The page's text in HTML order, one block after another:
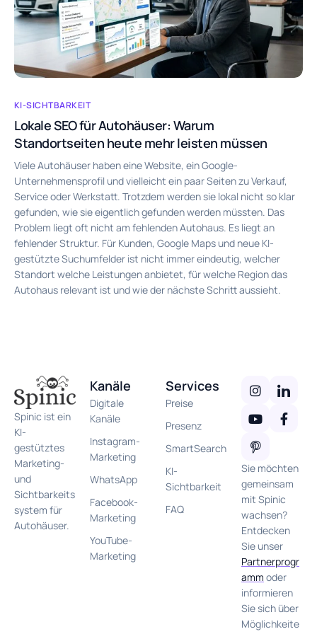
KI-SICHTBARKEIT
Lokale SEO für Autohäuser: Warum
Standortseiten heute mehr leisten müssen
Viele Autohäuser haben eine Website, ein Google-
Unternehmensprofil und vielleicht ein paar Seiten zu Verkauf,
Service oder Werkstatt. Trotzdem werden sie lokal nicht so klar
gefunden, wie sie eigentlich gefunden werden müssten. Das
Problem liegt oft nicht am fehlenden Autohaus. Es liegt an
fehlender Struktur. Für Kunden, Google Maps und neue KI-
gestützte Suchumfelder ist nicht immer eindeutig, welcher
Standort welche Leistungen anbietet, für welche Region das
Autohaus relevant ist und wie der nächste Schritt aussieht.
Spinic ist ein
KI-
gestütztes
Marketing-
und
Sichtbarkeits
system für
Autohäuser.
Kanäle
Digitale
Kanäle
Instagram-
Marketing
WhatsApp
Facebook-
Marketing
YouTube-
Marketing
Services
Preise
Presenz
SmartSearch
KI-
Sichtbarkeit
FAQ
Sie möchten
gemeinsam
mit Spinic
wachsen?
Entdecken
Sie unser
Partnerprogr
amm oder
informieren
Sie sich über
Möglichkeite